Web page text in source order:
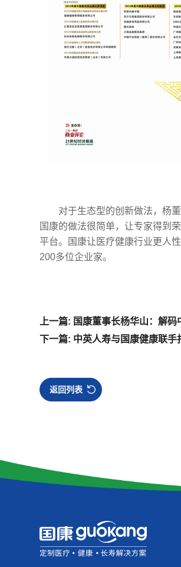
对于生态型的创新做法，杨
国康的做法很简单，让专家得到
平台。国康让医疗健康行业更人
200多位企业家。
上一篇: 国康董事长杨华山：解
下一篇: 中英人寿与国康健康联手
返回列表